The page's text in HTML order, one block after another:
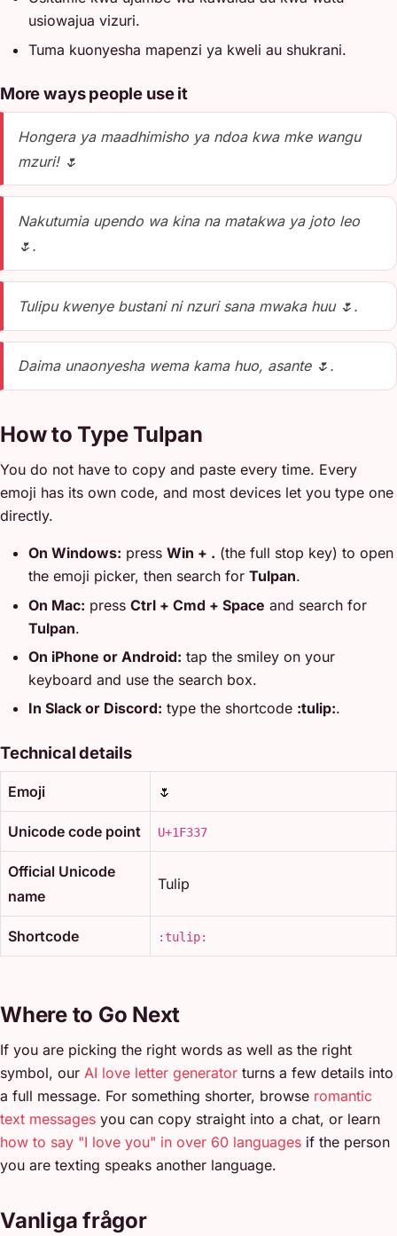
usiowajua vizuri.
Tuma kuonyesha mapenzi ya kweli au shukrani.
More ways people use it
Hongera ya maadhimisho ya ndoa kwa mke wangu
mzuri! 🌷
Nakutumia upendo wa kina na matakwa ya joto leo
🌷.
Tulipu kwenye bustani ni nzuri sana mwaka huu 🌷.
Daima unaonyesha wema kama huo, asante 🌷.
How to Type Tulpan
You do not have to copy and paste every time. Every
emoji has its own code, and most devices let you type one
directly.
On Windows: press Win + . (the full stop key) to open
the emoji picker, then search for Tulpan.
On Mac: press Ctrl + Cmd + Space and search for
Tulpan.
On iPhone or Android: tap the smiley on your
keyboard and use the search box.
In Slack or Discord: type the shortcode :tulip:.
Technical details
Emoji 🌷
Unicode code point U+1F337
Official Unicode
name
Tulip
Shortcode :tulip:
Where to Go Next
If you are picking the right words as well as the right
symbol, our AI love letter generator turns a few details into
a full message. For something shorter, browse romantic
text messages you can copy straight into a chat, or learn
how to say "I love you" in over 60 languages if the person
you are texting speaks another language.
Vanliga frågor